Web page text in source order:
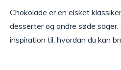
Chokolade er en elsket
desserter og andre søde sager.
inspiration til, hvordan du kan